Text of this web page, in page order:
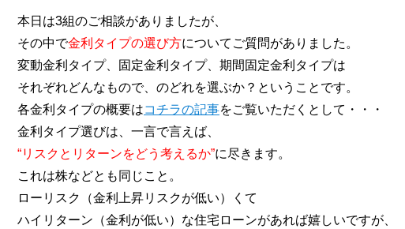
本日は3組のご相談がありましたが、
その中で金利タイプの選び方についてご質問がありました。
変動金利タイプ、固定金利タイプ、期間固定金利タイプは
それぞれどんなもので、のどれを選ぶか？ということです。
各金利タイプの概要はコチラの記事をご覧いただくとして・・・
金利タイプ選びは、一言で言えば、
“リスクとリターンをどう考えるか”に尽きます。
これは株などとも同じこと。
ローリスク（金利上昇リスクが低い）くて
ハイリターン（金利が低い）な住宅ローンがあれば嬉しいですが、